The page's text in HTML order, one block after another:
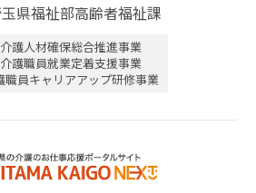
県福祉部高齢者福祉課
護人材確保総合推進事業
護職員就業定着支援事業
職員キャリアアップ研修事業